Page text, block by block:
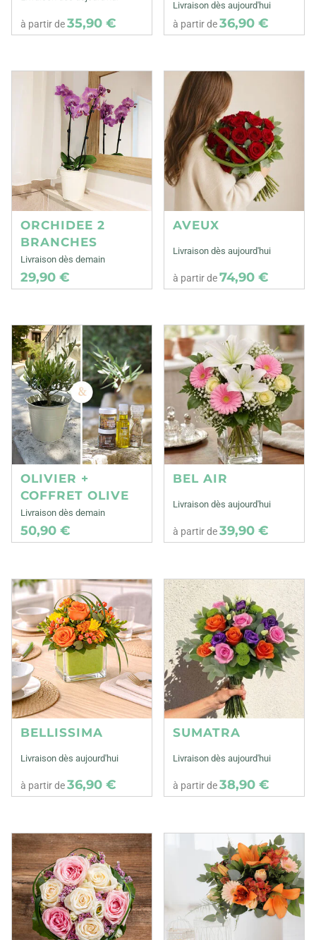
à partir de35,90 €
Livraison dès aujourd'hui
à partir de36,90 €
ORCHIDEE 2
BRANCHES
Livraison dès demain
29,90 €
AVEUX
Livraison dès aujourd'hui
à partir de74,90 €
OLIVIER +
COFFRET OLIVE
Livraison dès demain
50,90 €
BEL AIR
Livraison dès aujourd'hui
à partir de39,90 €
BELLISSIMA
Livraison dès aujourd'hui
à partir de36,90 €
SUMATRA
Livraison dès aujourd'hui
à partir de38,90 €